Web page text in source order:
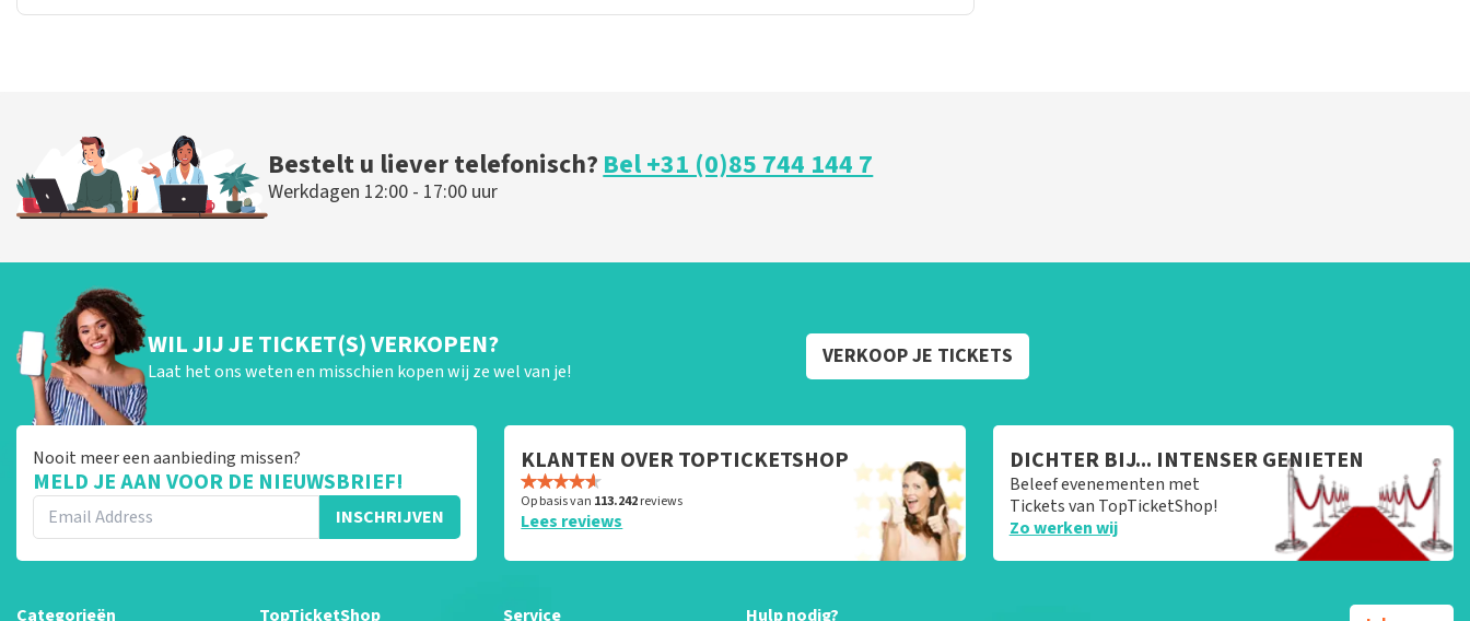
Bestelt u liever telefonisch?Bel +31 (0)85 744 144 7
Werkdagen 12:00 - 17:00 uur
WIL JIJ JE TICKET(S) VERKOPEN?
Laat het ons weten en misschien kopen wij ze wel van je!
VERKOOP JE TICKETS
Nooit meer een aanbieding missen?
MELD JE AAN VOOR DE NIEUWSBRIEF!
INSCHRIJVEN
KLANTEN OVER TOPTICKETSHOP
Op basis van 113.242reviews
Lees reviews
DICHTER BIJ... INTENSER GENIETEN
Beleef evenementen met
Tickets van TopTicketShop!
Zo werken wij
Categorieën TopTicketShop Service Hulp nodig?